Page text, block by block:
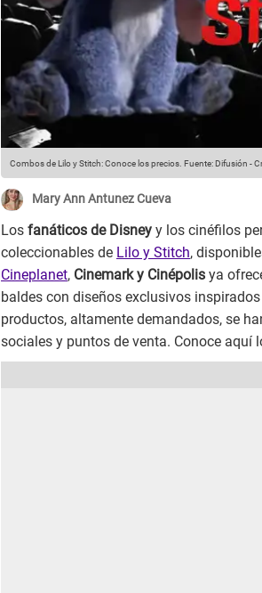
Combos de Lilo y Stitch: Conoce los precios. Fuente: Difusión -
Mary Ann Antunez Cueva
Los fanáticos de Disney y los cinéfilos
coleccionables de Lilo y Stitch,
Cineplanet, Cinemark y Cinépolis ya
baldes con diseños exclusivos
productos, altamente demandados, se
sociales y puntos de venta. Conoce aquí